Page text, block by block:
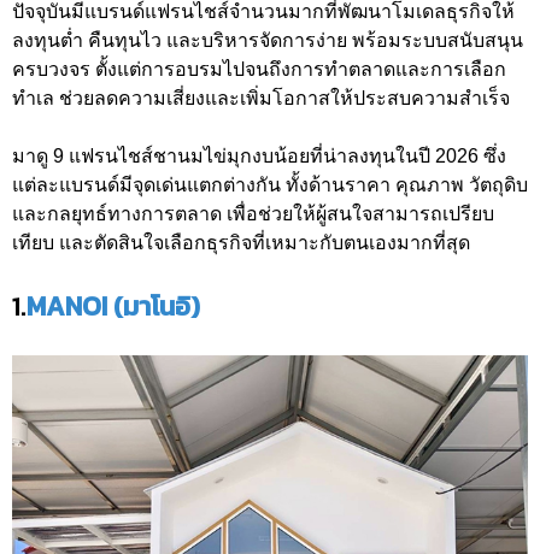
ปัจจุบันมีแบรนด์แฟรนไชส์จำนวนมากที่พัฒนาโมเดลธุรกิจให้
ลงทุนต่ำ คืนทุนไว และบริหารจัดการง่าย พร้อมระบบสนับสนุน
ครบวงจร ตั้งแต่การอบรมไปจนถึงการทำตลาดและการเลือก
ทำเล ช่วยลดความเสี่ยงและเพิ่มโอกาสให้ประสบความสำเร็จ
มาดู 9 แฟรนไชส์ชานมไข่มุกงบน้อยที่น่าลงทุนในปี 2026 ซึ่ง
แต่ละแบรนด์มีจุดเด่นแตกต่างกัน ทั้งด้านราคา คุณภาพ วัตถุดิบ
และกลยุทธ์ทางการตลาด เพื่อช่วยให้ผู้สนใจสามารถเปรียบ
เทียบ และตัดสินใจเลือกธุรกิจที่เหมาะกับตนเองมากที่สุด
1.MANOI (มาโนอิ)